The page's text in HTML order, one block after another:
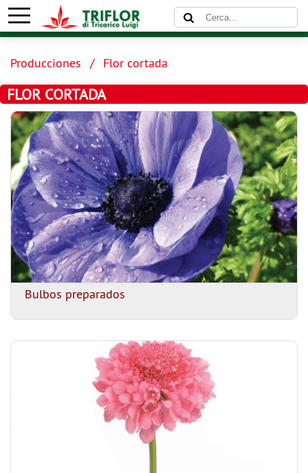
Producciones Flor cortada
FLOR CORTADA
Bulbos preparados